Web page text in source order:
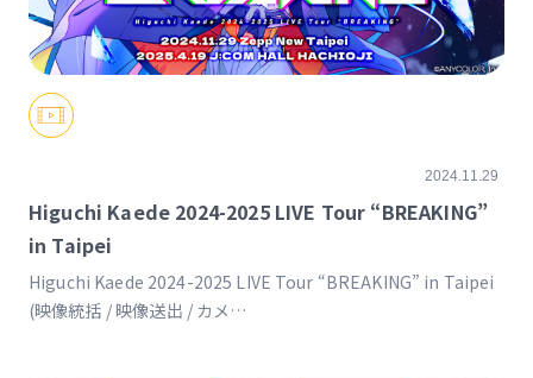
2024.11.29
Higuchi Kaede 2024-2025 LIVE Tour “BREAKING”
in Taipei
Higuchi Kaede 2024-2025 LIVE Tour “BREAKING” in Taipei
(映像統括 / 映像送出 / カメ